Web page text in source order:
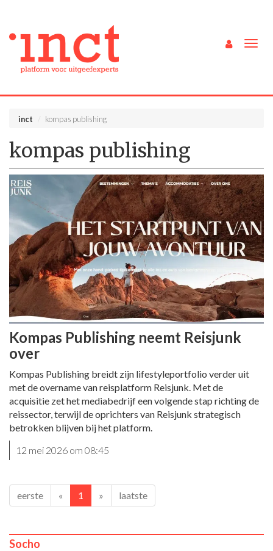
inct kompas publishing
kompas publishing
Kompas Publishing neemt Reisjunk
over
Kompas Publishing breidt zijn lifestyleportfolio verder uit
met de overname van reisplatform Reisjunk. Met de
acquisitie zet het mediabedrijf een volgende stap richting de
reissector, terwijl de oprichters van Reisjunk strategisch
betrokken blijven bij het platform.
12 mei 2026 om 08:45
eerste « 1 » laatste
Socho